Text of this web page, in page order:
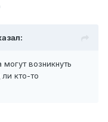
возникнуть
кто-то